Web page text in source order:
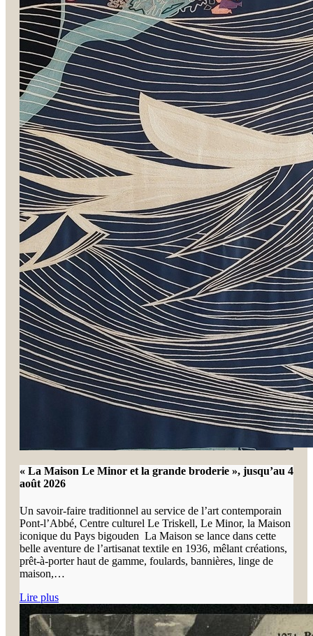
« La Maison Le Minor et la grande broderie », jusqu’au 4
août 2026
Un savoir-faire traditionnel au service de l’art contemporain
Pont-l’Abbé, Centre culturel Le Triskell, Le Minor, la Maison
iconique du Pays bigouden La Maison se lance dans cette
belle aventure de l’artisanat textile en 1936, mêlant créations,
prêt-à-porter haut de gamme, foulards, bannières, linge de
maison,…
Lire plus